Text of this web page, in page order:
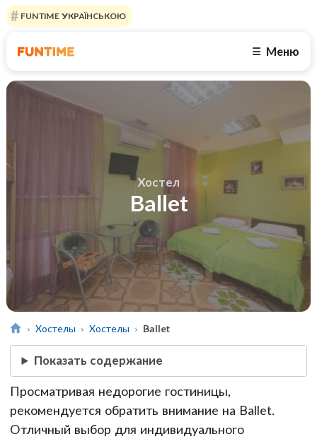
FUNTIME УКРАЇНСЬКОЮ
☰ Меню
Хостел
Ballet
Хостелы Хостелы Ballet
Показать содержание
Просматривая недорогие гостиницы,
рекомендуется обратить внимание на Ballet.
Отличный выбор для индивидуального